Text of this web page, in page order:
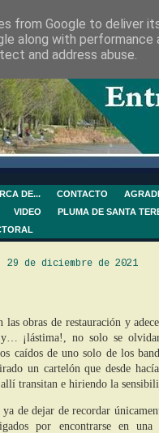
DE... CONTACTO
VIDEO PLUMA DE SANTA
29 de diciembre de 2021
las obras de restauración y
¡lástima!, no solo se
caídos de uno solo de los
un cartelón que desde
transitan e hiriendo la
ya de dejar de recordar
por encontrarse en una
from Google to deliver
along with
and address abuse.